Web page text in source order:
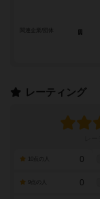
レーティング
0
9点の人 0